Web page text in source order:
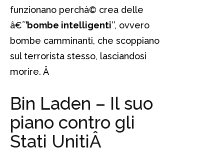
funzionano perchà© crea delle
â€˜’bombe intelligenti’’, ovvero
bombe camminanti, che scoppiano
sul terrorista stesso, lasciandosi
morire. Â
Bin Laden – Il suo
piano contro gli
Stati UnitiÂ